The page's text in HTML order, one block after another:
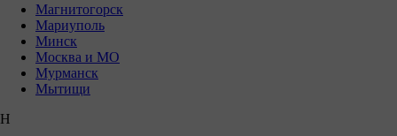
Магнитогорск
Мариуполь
Минск
Москва и МО
Мурманск
Мытищи
Н